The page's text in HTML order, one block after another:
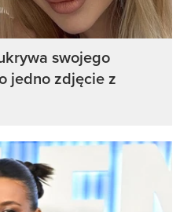
swojego
jedno zdjęcie z